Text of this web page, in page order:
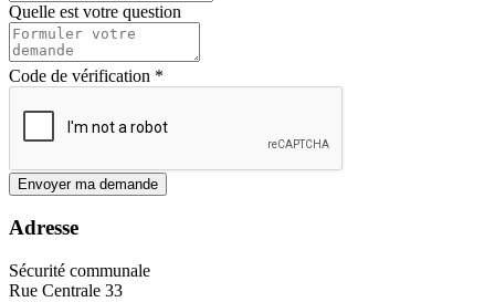
Quelle est votre question
Code de vérification *
Envoyer ma demande
Adresse
Sécurité communale
Rue Centrale 33